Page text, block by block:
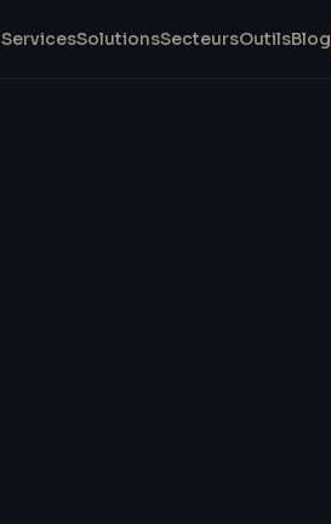
ServicesSolutionsSecteursOutilsBlog